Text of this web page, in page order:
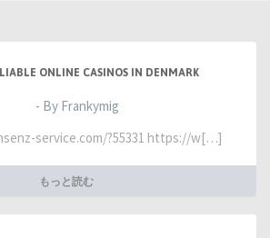
ONLINE CASINOS IN DENMARK
- By Frankymig
service.com/?55331 https://w[…]
もっと読む